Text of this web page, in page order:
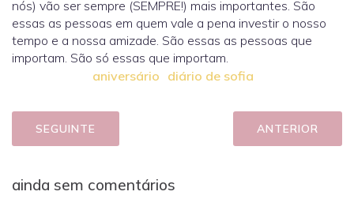
nós) vão ser sempre (SEMPRE!) mais importantes. São
essas as pessoas em quem vale a pena investir o nosso
tempo e a nossa amizade. São essas as pessoas que
importam. São só essas que importam.
aniversário diário de sofia
SEGUINTE ANTERIOR
ainda sem comentários